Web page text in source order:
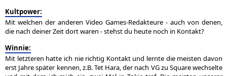
Kultpower:
Mit welchen der anderen Video Games-Redakteure - auch von denen,
die nach deiner Zeit dort waren - stehst du heute noch in Kontakt?
Winnie:
Mit letzteren hatte ich nie richtig Kontakt und lernte die meisten davon
erst Jahre später kennen, z.B. Tet Hara, der nach VG zu Square wechselte